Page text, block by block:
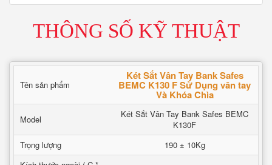
THÔNG SỐ KỸ THUẬT
Tên sản phẩm
Két Sắt Vân Tay Bank Safes
BEMC K130 F Sử Dụng vân tay
Và Khóa Chìa
Model
Két Sắt Vân Tay Bank Safes BEMC
K130F
Trọng lượng
190 ± 10Kg